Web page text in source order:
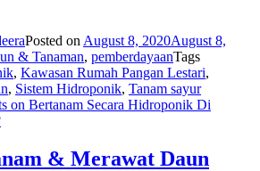
Posted on August 8, 2020August 8,
& Tanaman, pemberdayaanTags
, Kawasan Rumah Pangan Lestari,
, Sistem Hidroponik, Tanam sayur
on Bertanam Secara Hidroponik Di
& Merawat Daun